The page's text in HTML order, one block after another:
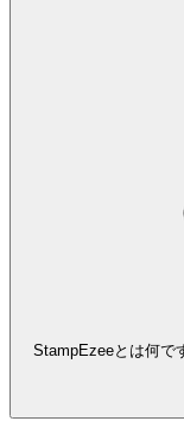
StampEzeeとは何で